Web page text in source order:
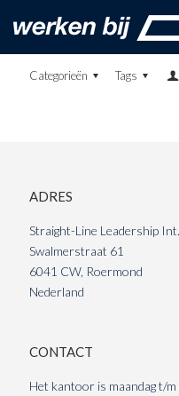
Categorieën Tags
ADRES
Straight-Line Leadership Int.
Swalmerstraat 61
6041 CW, Roermond
Nederland
CONTACT
Het kantoor is maandag t/m